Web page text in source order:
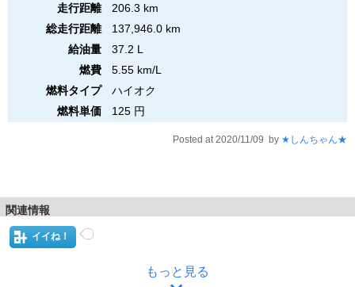
走行距離
206.3 km
総走行距離
137,946.0 km
給油量
37.2 L
燃費
5.55 km/L
燃料タイプ
ハイオク
燃料単価
125 円
Posted at 2020/11/09 by ★しんちゃん★
関連情報
イイね！
もっと見る